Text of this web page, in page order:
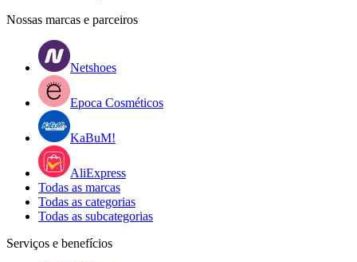
Nossas marcas e parceiros
Netshoes
Epoca Cosméticos
KaBuM!
AliExpress
Todas as marcas
Todas as categorias
Todas as subcategorias
Serviços e benefícios